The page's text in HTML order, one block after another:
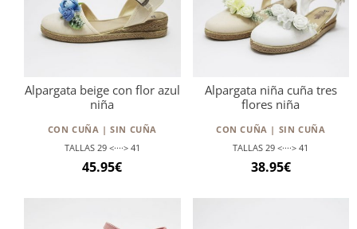
Alpargata beige con flor azul
niña
CON CUÑA | SIN CUÑA
TALLAS 29 <····> 41
45.95€
Alpargata niña cuña tres
flores niña
CON CUÑA | SIN CUÑA
TALLAS 29 <····> 41
38.95€